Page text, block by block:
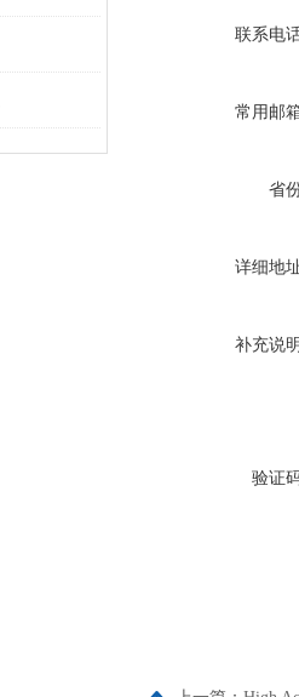
联系电
常用邮
省
详细地
补充说
验证